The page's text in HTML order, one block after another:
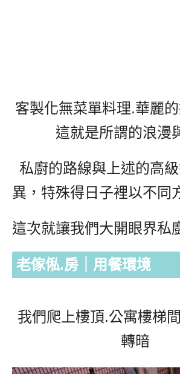
客製化無菜單料理.華麗
這就是所謂的浪漫
私廚的路線與上述的高
異，特殊得日子裡以不同
這次就讓我們大開眼界私
老傢俬.房｜用餐環境
我們爬上樓頂.公寓樓梯
轉暗